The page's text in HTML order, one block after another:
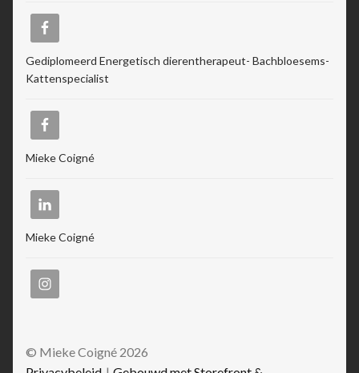
Gediplomeerd Energetisch dierentherapeut- Bachbloesems-
Kattenspecialist
Mieke Coigné
Mieke Coigné
© Mieke Coigné 2026